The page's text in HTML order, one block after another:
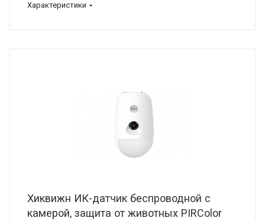
Характеристики
Хиквижн ИК-датчик беспроводной с
камерой, защита от животных PIRColor